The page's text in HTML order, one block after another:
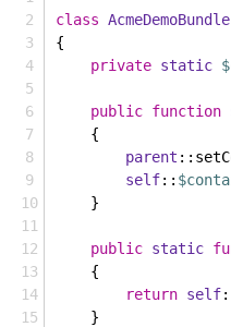
class AcmeDemoBundle
{
private static
public function
    {
parent
self::
    }
public static
    {
return self
    }